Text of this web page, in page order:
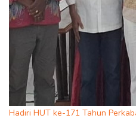
Hadiri HUT ke-171 Tahun